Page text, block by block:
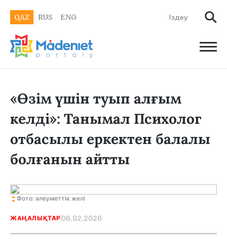
QAZ RUS ENG
«Өзім үшін туып алғым
келді»: Танымал Психолог
отбасылы еркектен балалы
болғанын айтты
Фото: әлеуметтік желі
ЖАҢАЛЫҚТАР 06.02.2026